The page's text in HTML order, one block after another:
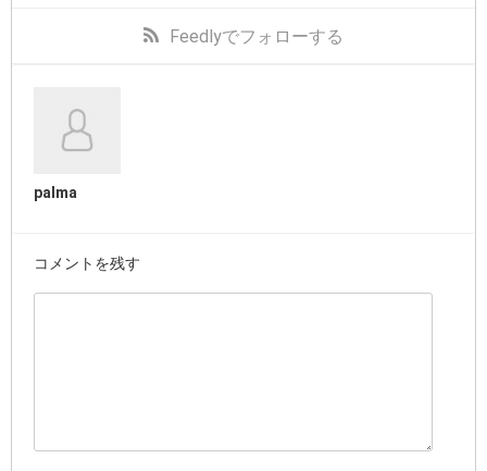
Feedlyでフォローする
palma
コメントを残す